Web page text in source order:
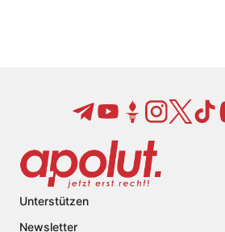
Unterstützen
Newsletter